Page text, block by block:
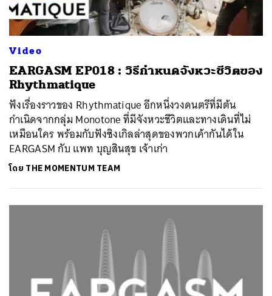
Video
EARGASM EP018 : วิธีกำหนดจังหวะชีวิตของ
Rhythmatique
ฟังเรื่องราวของ Rhythmatique อีกหนึ่งวงดนตรีที่มีต้น
กำเนิดจากกลุ่ม Monotone ที่มีจังหวะชีวิตและทางเดินที่ไม่
เหมือนใคร พร้อมกับฟังซิงเกิลล่าสุดของพวกเค้ากันได้ใน
EARGASM กับ แพท บุญสินสุข เจ้าเก่า
โดย THE MOMENTUM TEAM